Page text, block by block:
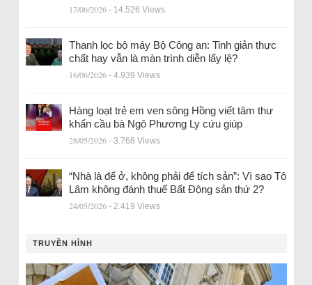
17/06/2026 - 14.526 Views
Thanh lọc bộ máy Bộ Công an: Tinh giản thực
chất hay vẫn là màn trình diễn lấy lệ?
16/06/2026 - 4.939 Views
Hàng loạt trẻ em ven sông Hồng viết tâm thư
khẩn cầu bà Ngô Phương Ly cứu giúp
28/05/2026 - 3.768 Views
“Nhà là để ở, không phải để tích sản”: Vì sao Tô
Lâm không đánh thuế Bất Động sản thứ 2?
24/05/2026 - 2.419 Views
TRUYỀN HÌNH